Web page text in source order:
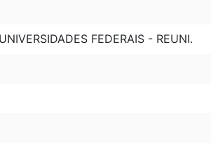
FEDERAIS - REUNI.